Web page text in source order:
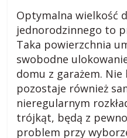
o
g
c
z
Optymalna wielkość
jednorodzinnego to
Taka powierzchnia
swobodne
domu z garażem. Nie
pozostaje również
nieregularnym
trójkąt, będą z
problem przy